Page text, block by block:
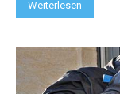
Weiterlesen